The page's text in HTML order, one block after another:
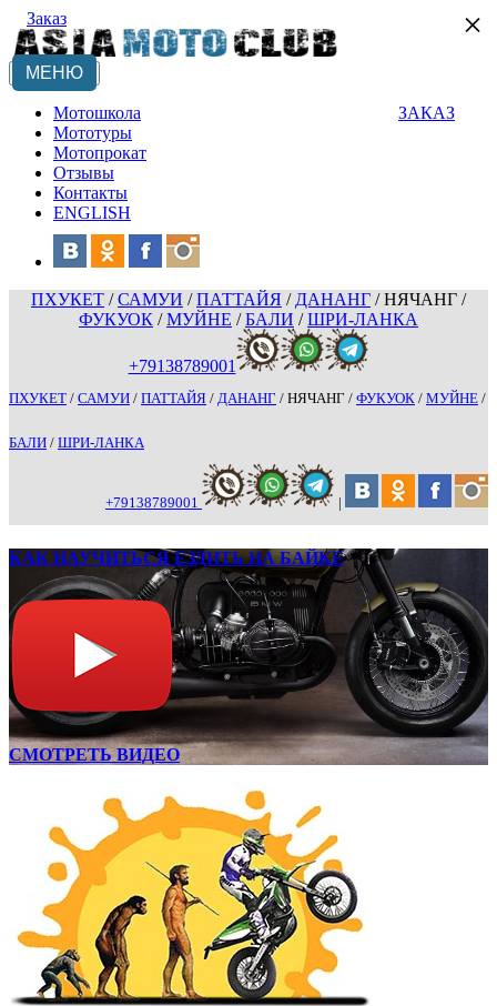
Заказ
МЕНЮ
ЗАКАЗ
Мотошкола
Мототуры
Мотопрокат
Отзывы
Контакты
ENGLISH
ПХУКЕТ /САМУИ /ПАТТАЙЯ / ДАНАНГ /НЯЧАНГ /
ФУКУОК /МУЙНЕ /БАЛИ /ШРИ-ЛАНКА
+79138789001
ПХУКЕТ / САМУИ / ПАТТАЙЯ / ДАНАНГ / НЯЧАНГ / ФУКУОК / МУЙНЕ /
БАЛИ / ШРИ-ЛАНКА
+79138789001 |
КАК НАУЧИТЬСЯ ЕЗДИТЬ НА БАЙКЕ
СМОТРЕТЬ ВИДЕО
×